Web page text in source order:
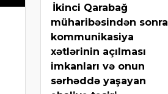
İkinci Qarabağ
müharibəsindən sonra
kommunikasiya
xətlərinin açılması
imkanları və onun
sərhəddə yaşayan